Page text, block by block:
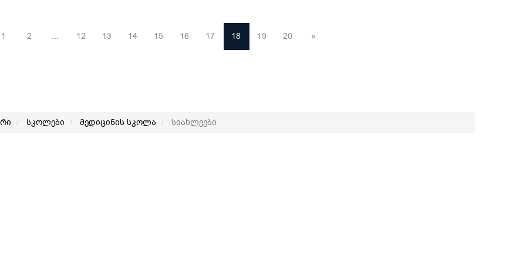
1 2 ... 12 13 14 15 16 17 18 19 20 »
სკოლები მედიცინის სკოლა სიახლეები